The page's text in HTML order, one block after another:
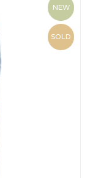
NEW
SOLD